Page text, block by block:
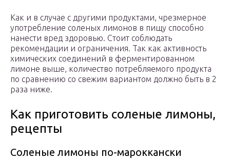
Как и в случае с другими продуктами, чрезмерное
употребление соленых лимонов в пищу способно
нанести вред здоровью. Стоит соблюдать
рекомендации и ограничения. Так как активность
химических соединений в ферментированном
лимоне выше, количество потребляемого продукта
по сравнению со свежим вариантом должно быть в 2
раза ниже.
Как приготовить соленые лимоны,
рецепты
Соленые лимоны по-мароккански